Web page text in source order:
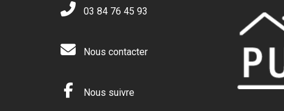
03 84 76 45 93
Nous contacter
Nous suivre